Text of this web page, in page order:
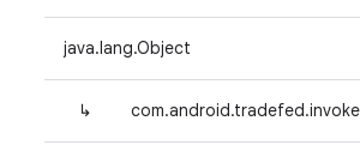
java.lang.Object
↳